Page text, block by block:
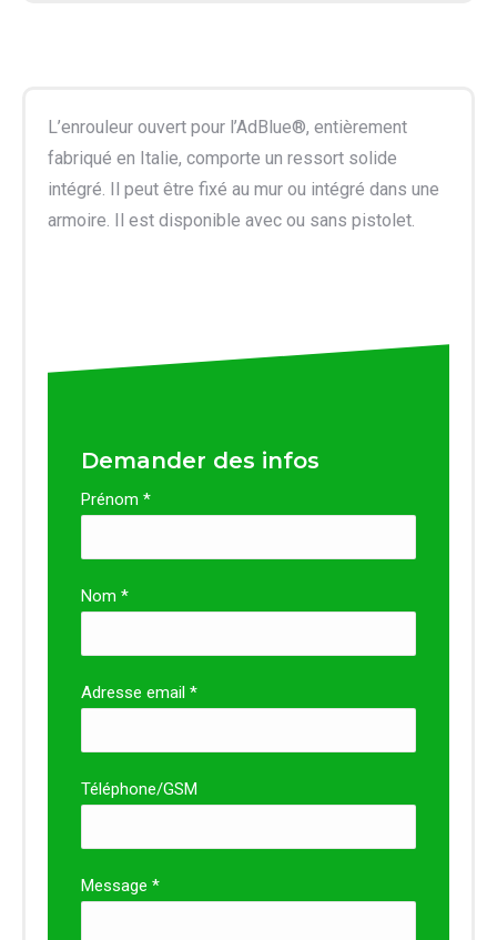
L’enrouleur ouvert pour l’AdBlue®, entièrement
fabriqué en Italie, comporte un ressort solide
intégré. Il peut être fixé au mur ou intégré dans une
armoire. Il est disponible avec ou sans pistolet.
Demander des infos
Prénom *
Nom *
Adresse email *
Téléphone/GSM
Message *